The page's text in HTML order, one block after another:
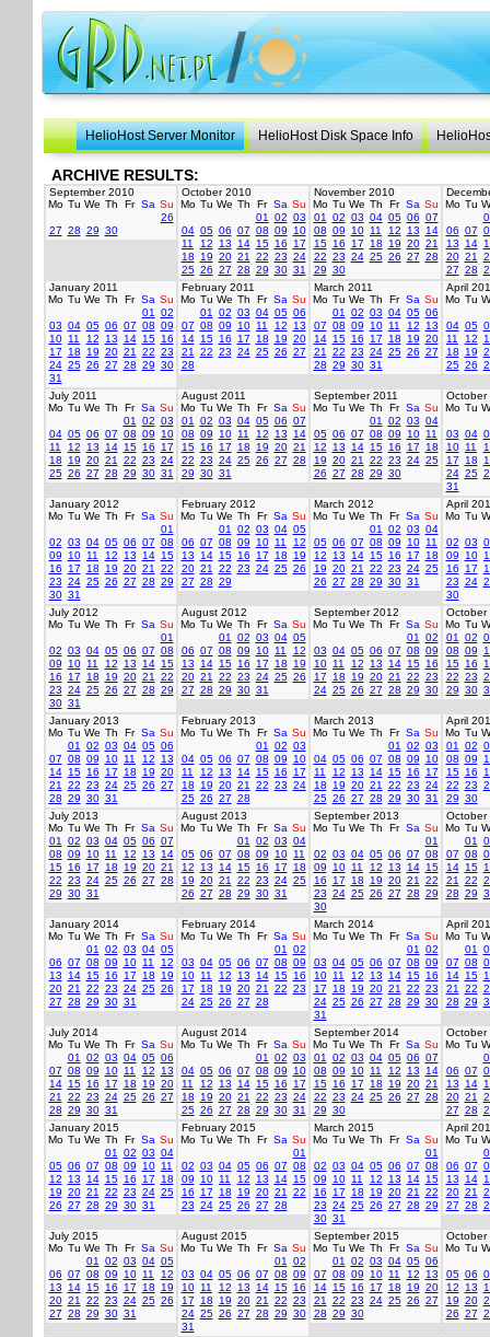
HelioHost Server Monitor HelioHost Disk Space Info
ARCHIVE RESULTS:
September 2010
Mo Tu We Th Fr Sa Su
26
27 28 29 30
October 2010
Mo Tu We Th Fr Sa Su
01
02 03
04 05 06 07 08 09
10
11
12 13 14 15 16
17
18
19 20 21 22 23 24
25 26 27 28 29 30 31
November 2010
Mo Tu We Th Fr Sa Su
01
02 03 04 05 06 07
08 09 10 11 12 13
14
15 16 17 18 19 20 21
22 23 24 25 26 27 28
29 30
Mo Tu
06 07
13
14
20 21
27 28
January 2011
Mo Tu We Th Fr Sa Su
01
02
03 04 05 06 07 08 09
10 11 12 13 14 15 16
17
18 19 20 21 22 23
24 25 26 27 28 29 30
31
February 2011
Mo Tu We Th Fr Sa Su
01
02 03 04 05 06
07 08 09 10 11 12
13
14 15 16 17 18 19 20
21
22 23 24 25 26 27
28
March 2011
Mo Tu We Th Fr Sa Su
01
02 03 04 05 06
07 08 09 10 11 12
13
14 15 16 17 18 19 20
21
22 23 24 25 26 27
28 29 30 31
April
Mo Tu
04 05
11
12
18
19
25 26
July 2011
Mo Tu We Th Fr Sa Su
01
02 03
04 05 06 07 08 09
10
11
12 13 14 15 16
17
18
19 20 21 22 23 24
25 26 27 28 29 30 31
August 2011
Mo Tu We Th Fr Sa Su
01
02 03 04 05 06 07
08 09 10 11 12 13
14
15 16 17 18 19 20 21
22 23 24 25 26 27 28
29 30 31
September 2011
Mo Tu We Th Fr Sa Su
01
02 03 04
05 06 07 08 09 10 11
12
13 14 15 16 17
18
19 20 21 22 23 24 25
26 27 28 29 30
October
Mo Tu
03 04
10 11
17
18
24 25
31
January 2012
Mo Tu We Th Fr Sa Su
01
02 03 04 05 06 07 08
09
10 11 12 13 14 15
16
17 18 19 20 21
22
23 24 25 26 27 28 29
30 31
February 2012
Mo Tu We Th Fr Sa Su
01
02 03 04 05
06 07 08 09 10 11
12
13
14 15 16 17 18
19
20 21 22 23 24 25 26
27 28 29
March 2012
Mo Tu We Th Fr Sa Su
01
02 03 04
05 06 07 08 09 10 11
12
13 14 15 16 17
18
19 20 21 22 23 24 25
26 27 28 29 30 31
April
Mo Tu
02 03
09
10
16
17
23 24
30
July 2012
Mo Tu We Th Fr Sa Su
01
02 03 04 05 06 07 08
09
10 11 12 13 14 15
16
17 18 19 20 21
22
23 24 25 26 27 28 29
30 31
August 2012
Mo Tu We Th Fr Sa Su
01
02 03 04 05
06 07 08 09 10 11
12
13
14 15 16 17 18
19
20 21 22 23 24 25 26
27 28 29 30 31
September 2012
Mo Tu We Th Fr Sa Su
01
02
03 04 05 06 07 08 09
10 11 12 13 14 15 16
17
18 19 20 21 22 23
24 25 26 27 28 29 30
October
Mo Tu
01
02
08 09
15 16
22 23
29 30
January 2013
Mo Tu We Th Fr Sa Su
01
02 03 04 05 06
07 08 09 10 11 12
13
14 15 16 17 18 19 20
21
22 23 24 25 26 27
28 29 30 31
February 2013
Mo Tu We Th Fr Sa Su
01
02 03
04 05 06 07 08 09
10
11
12 13 14 15 16
17
18
19 20 21 22 23 24
25 26 27 28
March 2013
Mo Tu We Th Fr Sa Su
01
02 03
04 05 06 07 08 09
10
11
12 13 14 15 16
17
18
19 20 21 22 23 24
25 26 27 28 29 30 31
April
Mo Tu
01
02
08 09
15 16
22 23
29 30
July 2013
Mo Tu We Th Fr Sa Su
01
02 03 04 05 06 07
08 09 10 11 12 13
14
15 16 17 18 19 20 21
22 23 24 25 26 27 28
29 30 31
August 2013
Mo Tu We Th Fr Sa Su
01
02 03 04
05 06 07 08 09 10 11
12
13 14 15 16 17
18
19 20 21 22 23 24 25
26 27 28 29 30 31
September 2013
Mo Tu We Th Fr Sa Su
01
02 03 04 05 06 07 08
09
10 11 12 13 14 15
16
17 18 19 20 21
22
23 24 25 26 27 28 29
30
October
Mo Tu
01
07 08
14 15
21
22
28 29
January 2014
Mo Tu We Th Fr Sa Su
01
02 03 04 05
06 07 08 09 10 11
12
13
14 15 16 17 18
19
20 21 22 23 24 25 26
27 28 29 30 31
February 2014
Mo Tu We Th Fr Sa Su
01
02
03 04 05 06 07 08 09
10 11 12 13 14 15 16
17
18 19 20 21 22 23
24 25 26 27 28
March 2014
Mo Tu We Th Fr Sa Su
01
02
03 04 05 06 07 08 09
10 11 12 13 14 15 16
17
18 19 20 21 22 23
24 25 26 27 28 29 30
31
April
Mo Tu
01
07 08
14 15
21
22
28 29
July 2014
Mo Tu We Th Fr Sa Su
01
02 03 04 05 06
07 08 09 10 11 12
13
14 15 16 17 18 19 20
21
22 23 24 25 26 27
28 29 30 31
August 2014
Mo Tu We Th Fr Sa Su
01
02 03
04 05 06 07 08 09
10
11
12 13 14 15 16
17
18
19 20 21 22 23 24
25 26 27 28 29 30 31
September 2014
Mo Tu We Th Fr Sa Su
01
02 03 04 05 06 07
08 09 10 11 12 13
14
15 16 17 18 19 20 21
22 23 24 25 26 27 28
29 30
October
Mo Tu
06 07
13
14
20 21
27 28
January 2015
Mo Tu We Th Fr Sa Su
01
02 03 04
05 06 07 08 09 10 11
12
13 14 15 16 17
18
19 20 21 22 23 24 25
26 27 28 29 30 31
February 2015
Mo Tu We Th Fr Sa Su
01
02 03 04 05 06 07 08
09
10 11 12 13 14 15
16
17 18 19 20 21
22
23 24 25 26 27 28
March 2015
Mo Tu We Th Fr Sa Su
01
02 03 04 05 06 07 08
09
10 11 12 13 14 15
16
17 18 19 20 21
22
23 24 25 26 27 28 29
30 31
April
Mo Tu
06 07
13
14
20 21
27 28
July 2015
Mo Tu We Th Fr Sa Su
01
02 03 04 05
06 07 08 09 10 11
12
13
14 15 16 17 18
19
20 21 22 23 24 25 26
27 28 29 30 31
August 2015
Mo Tu We Th Fr Sa Su
01
02
03 04 05 06 07 08 09
10 11 12 13 14 15 16
17
18 19 20 21 22 23
24 25 26 27 28 29 30
31
September 2015
Mo Tu We Th Fr Sa Su
01
02 03 04 05 06
07 08 09 10 11 12
13
14 15 16 17 18 19 20
21
22 23 24 25 26 27
28 29 30
October
Mo Tu
05 06
12
13
19 20
26 27